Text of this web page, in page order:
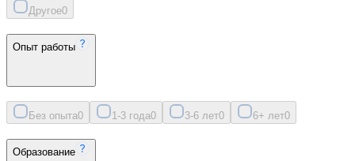
Другое0
Опыт работы
Без опыта0 1-3 года0 3-6 лет0 6+ лет0
Образование